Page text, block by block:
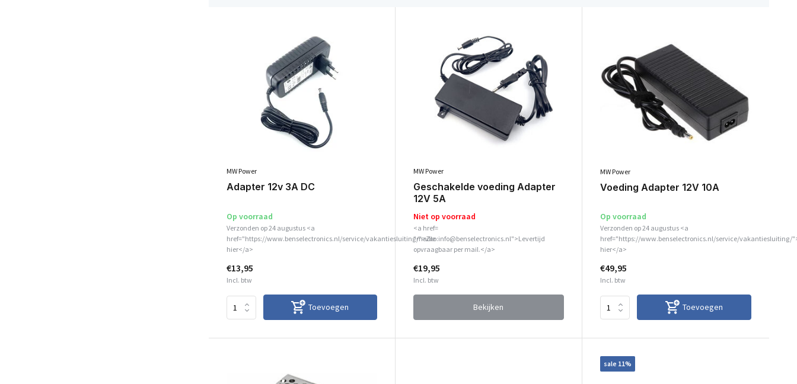
MW Power
Adapter 12v 3A DC
Op voorraad
Verzonden op 24 augustus <a
href="https://www.benselectronics.nl/service/vakantiesluiting/">Zie
hier</a>
€13,95
Incl. btw
Toevoegen
MW Power
Geschakelde voeding Adapter
12V 5A
Niet op voorraad
<a href=
"mailto:info@benselectronics.nl">Levertijd
opvraagbaar per mail.</a>
€19,95
Incl. btw
Bekijken
MW Power
Voeding Adapter 12V 10A
Op voorraad
Verzonden op 24 augustus <a
href="https://www.benselectronics.nl/service/vakantiesluiting/
hier</a>
€49,95
Incl. btw
Toevoegen
sale 11%